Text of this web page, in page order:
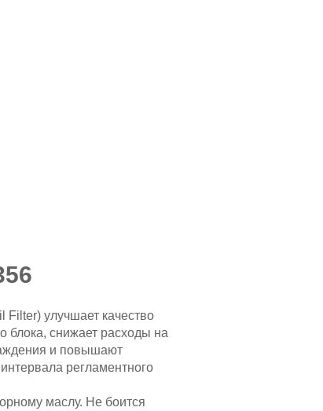
Filter) улучшает качество
блока, снижает расходы на
и повышают
регламентного
маслу. Не боится